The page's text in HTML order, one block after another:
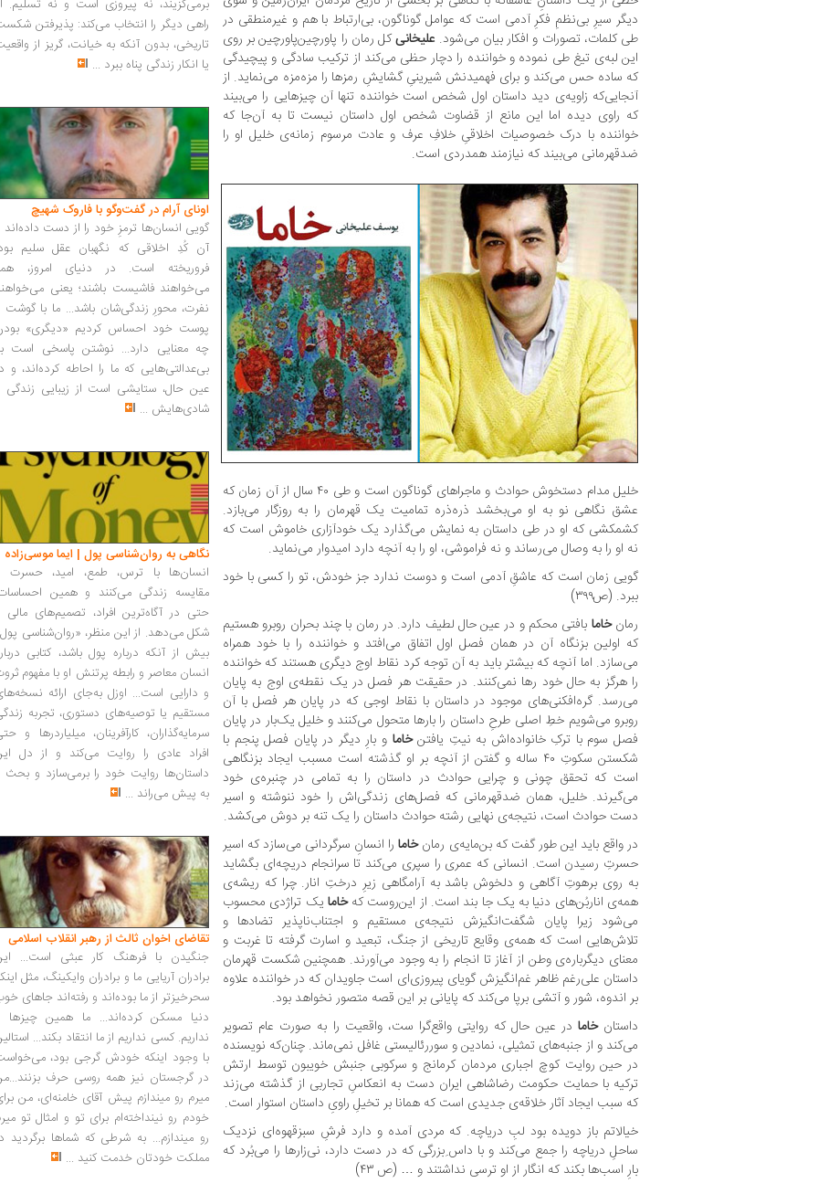
دیگر سیرِ بی‌نظمِ فکرِ آدمی است که عوامل گوناگون، بی‌ارتباط با هم و غیرمنطقی در
طی کلمات، تصورات و افکار بیان می‌شود. علیخانیکل رمان را پاورچین‌پاورچین بر روی
این لبه‌ی تیغ طی نموده و خواننده را دچار حظی می‌کند از ترکیب سادگی و پیچیدگی
که ساده حس می‌کند و برای فهمیدنش شیرینیِ گشایشِ رمزها را مزه‌مزه می‌نماید. از
آنجایی‌که زاویه‌ی دید داستان اول شخص است خواننده تنها آن چیزهایی را می‌بیند
که راوی دیده اما این مانع از قضاوت شخص اول داستان نیست تا به آن‌جا که
خواننده با درک خصوصیات اخلاقیِ خلافِ عرف و عادت مرسوم زمانه‌ی خلیل او را
ضدقهرمانی می‌بیند که نیازمند همدردی است.
خلیل مدام دستخوش حوادث و ماجراهای گوناگون است و طی ۴۰ سال از آن زمان که
عشق نگاهی نو به او می‌بخشد ذره‌ذره تمامیت یک قهرمان را به روزگار می‌بازد.
کشمکشی که او در طی داستان به نمایش می‌گذارد یک خودآزاری خاموش است که
نه او را به وصال می‌رساند و نه فراموشی، او را به آنچه دارد امیدوار می‌نماید.
گویی زمان است که عاشقِ آدمی است و دوست ندارد جز خودش، تو را کسی با خود
ببرد. (ص۳۹۹)
رمانخاما بافتی محکم و در عین حال لطیف دارد. در رمان با چند بحران روبرو هستیم
که اولین بزنگاه آن در همان فصل اول اتفاق می‌افتد و خواننده را با خود همراه
می‌سازد. اما آنچه که بیشتر باید به آن توجه کرد نقاط اوج دیگری هستند که خواننده
را هرگز به حال خود رها نمی‌کنند. در حقیقت هر فصل در یک نقطه‌ی اوج به پایان
می‌رسد. گره‌افکنی‌های موجود در داستان با نقاط اوجی که در پایان هر فصل با آن
روبرو می‌شویم خطِ اصلی طرحِ داستان را بارها متحول می‌کنند و خلیل یک‌بار در پایان
فصل سوم با ترکِ خانواده‌اش به نیتِ یافتنخاما و بارِ دیگر در پایان فصل پنجم با
شکستن سکوتِ ۴۰ ساله‌ و گفتن از آنچه بر او گذشته است مسبب ایجاد بزنگاهی
است که تحقق چونی و چرایی حوادث در داستان را به تمامی در چنبره‌ی خود
می‌گیرند. خلیل، همان ضدقهرمانی که فصل‌های زندگی‌اش را خود ننوشته و اسیر
دست حوادث است، نتیجه‌ی نهایی رشته حوادث داستان را یک تنه بر دوش می‌کشد.
در واقع باید این طور گفت که بن‌مایه‌ی رمانخامارا انسانِ سرگردانی می‌سازد که اسیر
حسرتِ رسیدن است. انسانی که عمری را سپری می‌کند تا سرانجام دریچه‌ای بگشاید
به روی برهوتِ آگاهی و دلخوش باشد به آرامگاهی زیرِ درختِ انار. چرا که ریشه‌ی
همه‌ی اناربُن‌های دنیا به یک جا بند است. از این‌روست کهخاما یک تراژدی محسوب
می‌شود زیرا پایان شگفت‌انگیزش نتیجه‌ی مستقیم و اجتناب‌ناپذیر تضادها و
تلاش‌هایی است که همه‌ی وقایع تاریخی از جنگ، تبعید و اسارت گرفته تا غربت و
معنای دیگرباره‌ی وطن از آغاز تا انجام را به وجود می‌آورند. همچنین شکست قهرمان
داستان علی‌رغم ظاهر‌ غم‌انگیزش گویای پیروزی‌ای است جاویدان که در خواننده علاوه
بر اندوه، شور و آتشی برپا می‌کند که پایانی بر این قصه متصور نخواهد بود.
داستانخاما در عین حال که روایتی واقع‌گرا ست، واقعیت را به صورت عام تصویر
می‌کند و از جنبه‌های تمثیلی، نمادین و سوررئالیستی غافل نمی‌ماند. چنان‌که نویسنده
در حین روایت کوچ اجباری مردمان کرمانج و سرکوبی جنبش خویبون توسط ارتش
ترکیه با حمایت حکومت رضاشاهی ایران دست به انعکاسِ تجاربی از گذشته می‌زند
که سبب ایجاد آثار خلاقه‌ی جدیدی است که همانا بر تخیلِ راویِ داستان استوار است.
خیالاتم باز دویده بود لبِ دریاچه. که مردی آمده و دارد فرشِ سبزقهوه‌ای نزدیک
ساحلِ دریاچه را جمع می‌کند و با داس ِبزرگی که در دست دارد، نی‌زارها را می‌بُرد که
بارِ اسب‌ها بکند که انگار از او ترسی نداشتند و … (ص ۴۳)
برمی‌گزیند، نه پیروزی است و نه تسلیم.
راهی دیگر را انتخاب می‌کند: پذیرفتن
تاریخی، بدون آنکه به خیانت، گریز از
یا انکار زندگی پناه ببرد ...
اونای آرام در گفت‌وگو با فاروک شهیچ‭
گویی انسان‌ها ترمزِ خود را از دست داده‌اند
آن کُدِ اخلاقی که نگهبان عقل سلیم
فروریخته است. در دنیای امروز،
می‌خواهند فاشیست باشند؛ یعنی
نفرت، محورِ زندگی‌شان باشد... ما با گوشت
پوست خود احساس کردیم «دیگری»
چه معنایی دارد... نوشتن پاسخی است
بی‌عدالتی‌هایی که ما را احاطه کرده‌اند، و
عین حال، ستایشی است از زیبایی زندگی
شادی‌هایش ...
نگاهی به روان‌شناسی پول | ایما موسی‌زاده
انسان‌ها با ترس، طمع، امید، حسرت
مقایسه زندگی می‌کنند و همین
حتی در آگاه‌ترین افراد، تصمیم‌های مالی
شکل می‌دهد. از این منظر، «روان‌شناسی
بیش از آنکه درباره پول باشد، کتابی
انسان معاصر و رابطه پرتنش او با مفهوم
و دارایی است... اوزل به‌جای ارائه
مستقیم یا توصیه‌های دستوری، تجربه
سرمایه‌گذاران، کارآفرینان، میلیاردرها و
افراد عادی را روایت می‌کند و از دل
داستان‌ها روایت خود را برمی‌سازد و بحث
به پیش می‌راند ...
تقاضای اخوان ثالث از رهبر انقلاب اسلامی
جنگیدن با فرهنگ کار عبثی است...
برادران آریایی ما و برادران وایکینگ، مثل
سحرخیزتر از ما بوده‌اند و رفته‌اند جاهای
دنیا مسکن کرده‌اند... ما همین چیزها
نداریم. کسی نداریم از ما انتقاد بکند...
با وجود اینکه خودش گرجی بود،
در گرجستان نیز همه روسی حرف
میرم رو میندازم پیش آقای خامنه‌ای، من
خودم رو نینداخته‌ام برای تو و امثال تو
رو میندازم... به شرطی که شماها برگردید
مملکت خودتان خدمت کنید ...